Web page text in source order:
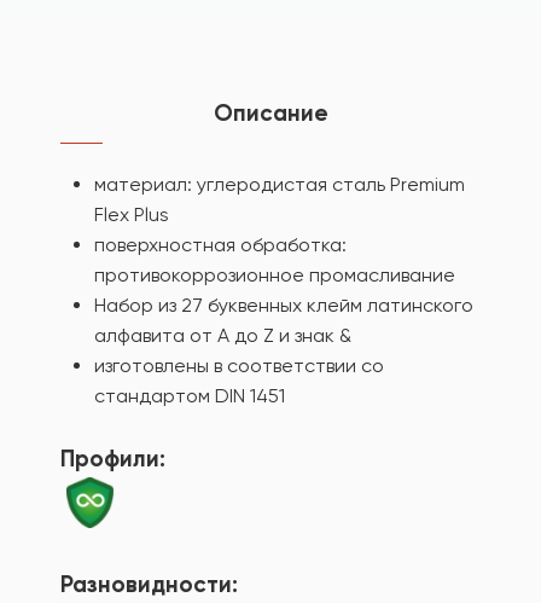
Описание
материал: углеродистая сталь Premium
Flex Plus
поверхностная обработка:
противокоррозионное промасливание
Набор из 27 буквенных клейм латинского
алфавита от A до Z и знак &
изготовлены в соответствии со
стандартом DIN 1451
Профили:
Разновидности: